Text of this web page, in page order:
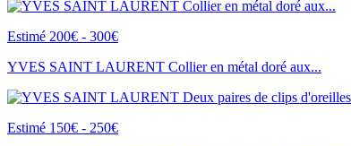
Estimé 200€ - 300€
YVES SAINT LAURENT Collier en métal doré aux...
Estimé 150€ - 250€